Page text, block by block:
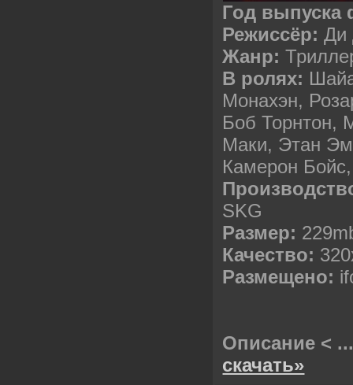
Год
Режиссёр: Ди
Жанр:
В ролях:
Монахэн,
Боб Торнтон,
Маки, Этан
Камерон
SKG
Размер:
Качество:
Размещено:
Описание <
скачать»